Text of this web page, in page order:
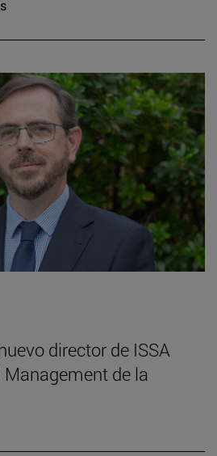
director de ISSA
de la